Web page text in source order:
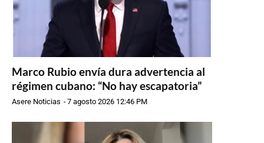
Marco Rubio envía dura advertencia al
régimen cubano: “No hay escapatoria”
Asere Noticias -7 agosto 2026 12:46 PM